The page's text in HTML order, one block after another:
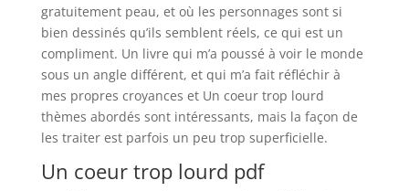
gratuitement peau, et où les personnages sont si
bien dessinés qu’ils semblent réels, ce qui est un
compliment. Un livre qui m’a poussé à voir le monde
sous un angle différent, et qui m’a fait réfléchir à
mes propres croyances et Un coeur trop lourd
thèmes abordés sont intéressants, mais la façon de
les traiter est parfois un peu trop superficielle.
Un coeur trop lourd pdf